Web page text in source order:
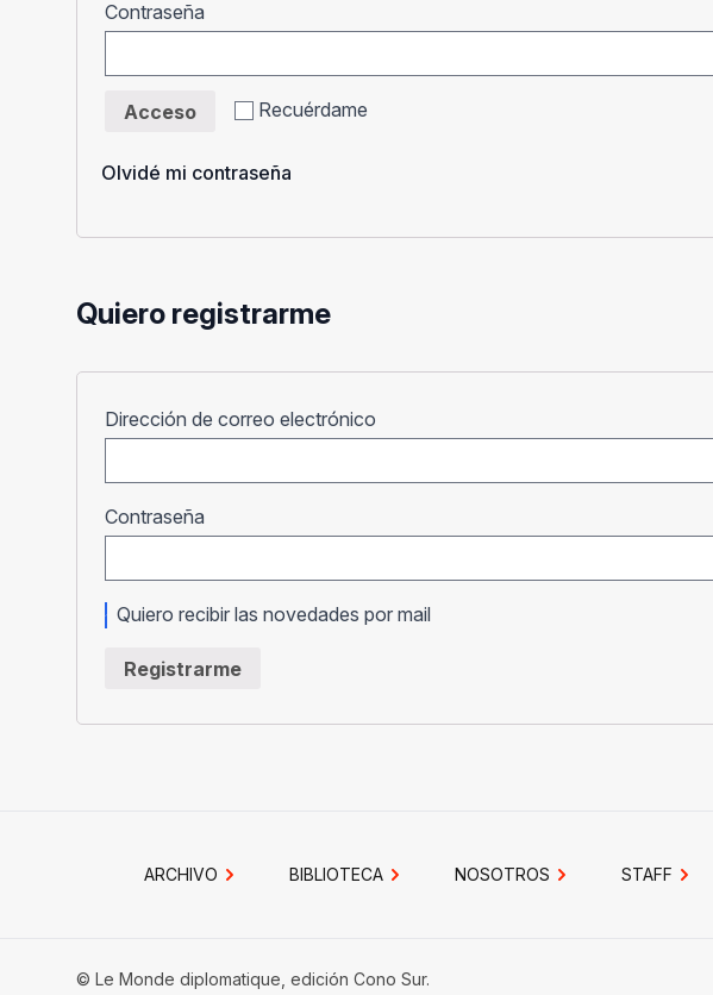
Contraseña
Recuérdame
Acceso
Olvidé mi contraseña
Quiero registrarme
Dirección de correo electrónico
Contraseña
Quiero recibir las novedades por mail
Registrarme
ARCHIVO BIBLIOTECA NOSOTROS STAFF
© Le Monde diplomatique, edición Cono Sur.